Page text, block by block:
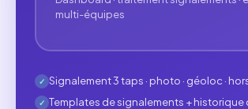
multi-équipes
✓ Signalement 3 taps · photo · géoloc ·
✓ Templates de signalements +